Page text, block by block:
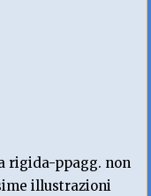
rigida-ppagg. non
illustrazioni